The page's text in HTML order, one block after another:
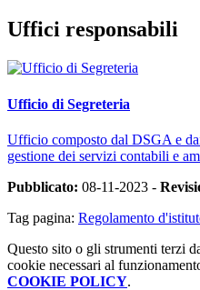
Uffici responsabili
Ufficio di Segreteria
Ufficio composto dal DSGA e
gestione dei servizi contabili e
Pubblicato: 08-11-2023 -
Tag pagina: Regolamento
Questo sito o gli strumenti terzi
cookie necessari al
COOKIE POLICY.